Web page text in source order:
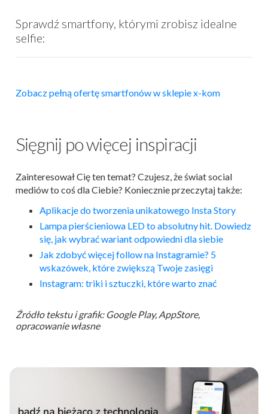
Sprawdź smartfony, którymi zrobisz idealne
selfie:
Zobacz pełną ofertę smartfonów w sklepie x-kom
Sięgnij po więcej inspiracji
Zainteresował Cię ten temat? Czujesz, że świat social
mediów to coś dla Ciebie? Koniecznie przeczytaj także:
Aplikacjedo tworzenia unikatowego InstaStory
Lampa pierścieniowa LED to absolutny hit. Dowiedz
się, jak wybrać wariant odpowiedni dla siebie
Jak zdobyć więcej follow na Instagramie? 5
wskazówek, które zwiększą Twoje zasięgi
Instagram: triki i sztuczki, które warto znać
Źródło tekstu i grafik: Google Play, AppStore,
opracowanie własne